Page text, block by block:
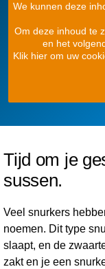
We kunnen deze
Om deze inhoud te
en het
Klik hier om uw
Tijd om je
sussen.
Veel snurkers
noemen. Dit type
slaapt, en de
zakt en je een